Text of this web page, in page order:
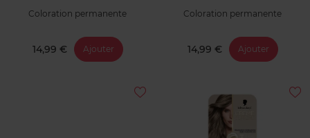
Coloration permanente
14,99 € Ajouter
Coloration permanente
14,99 € Ajouter